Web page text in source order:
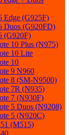
Edge (G925F)
Duos (G920FD)
(G920F)
10 Plus (N975)
10 Lite
10
9 N960
8 (SM-N9500)
7R (N935)
7 (N930F)
5 Duos (N9208)
5 (N920C)
(M515)